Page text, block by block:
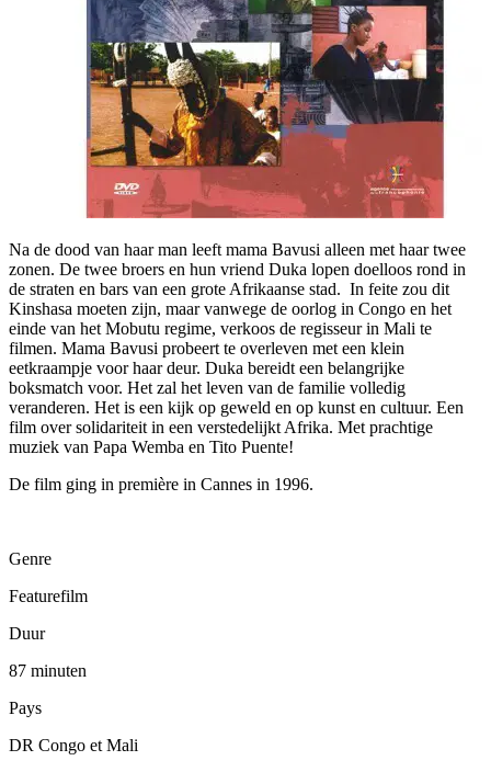
Na de dood van haar man leeft mama Bavusi alleen met haar twee
zonen. De twee broers en hun vriend Duka lopen doelloos rond in
de straten en bars van een grote Afrikaanse stad. In feite zou dit
Kinshasa moeten zijn, maar vanwege de oorlog in Congo en het
einde van het Mobutu regime, verkoos de regisseur in Mali te
filmen. Mama Bavusi probeert te overleven met een klein
eetkraampje voor haar deur. Duka bereidt een belangrijke
boksmatch voor. Het zal het leven van de familie volledig
veranderen. Het is een kijk op geweld en op kunst en cultuur. Een
film over solidariteit in een verstedelijkt Afrika. Met prachtige
muziek van Papa Wemba en Tito Puente!
De film ging in première in Cannes in 1996.
Genre
Featurefilm
Duur
87 minuten
Pays
DR Congo et Mali